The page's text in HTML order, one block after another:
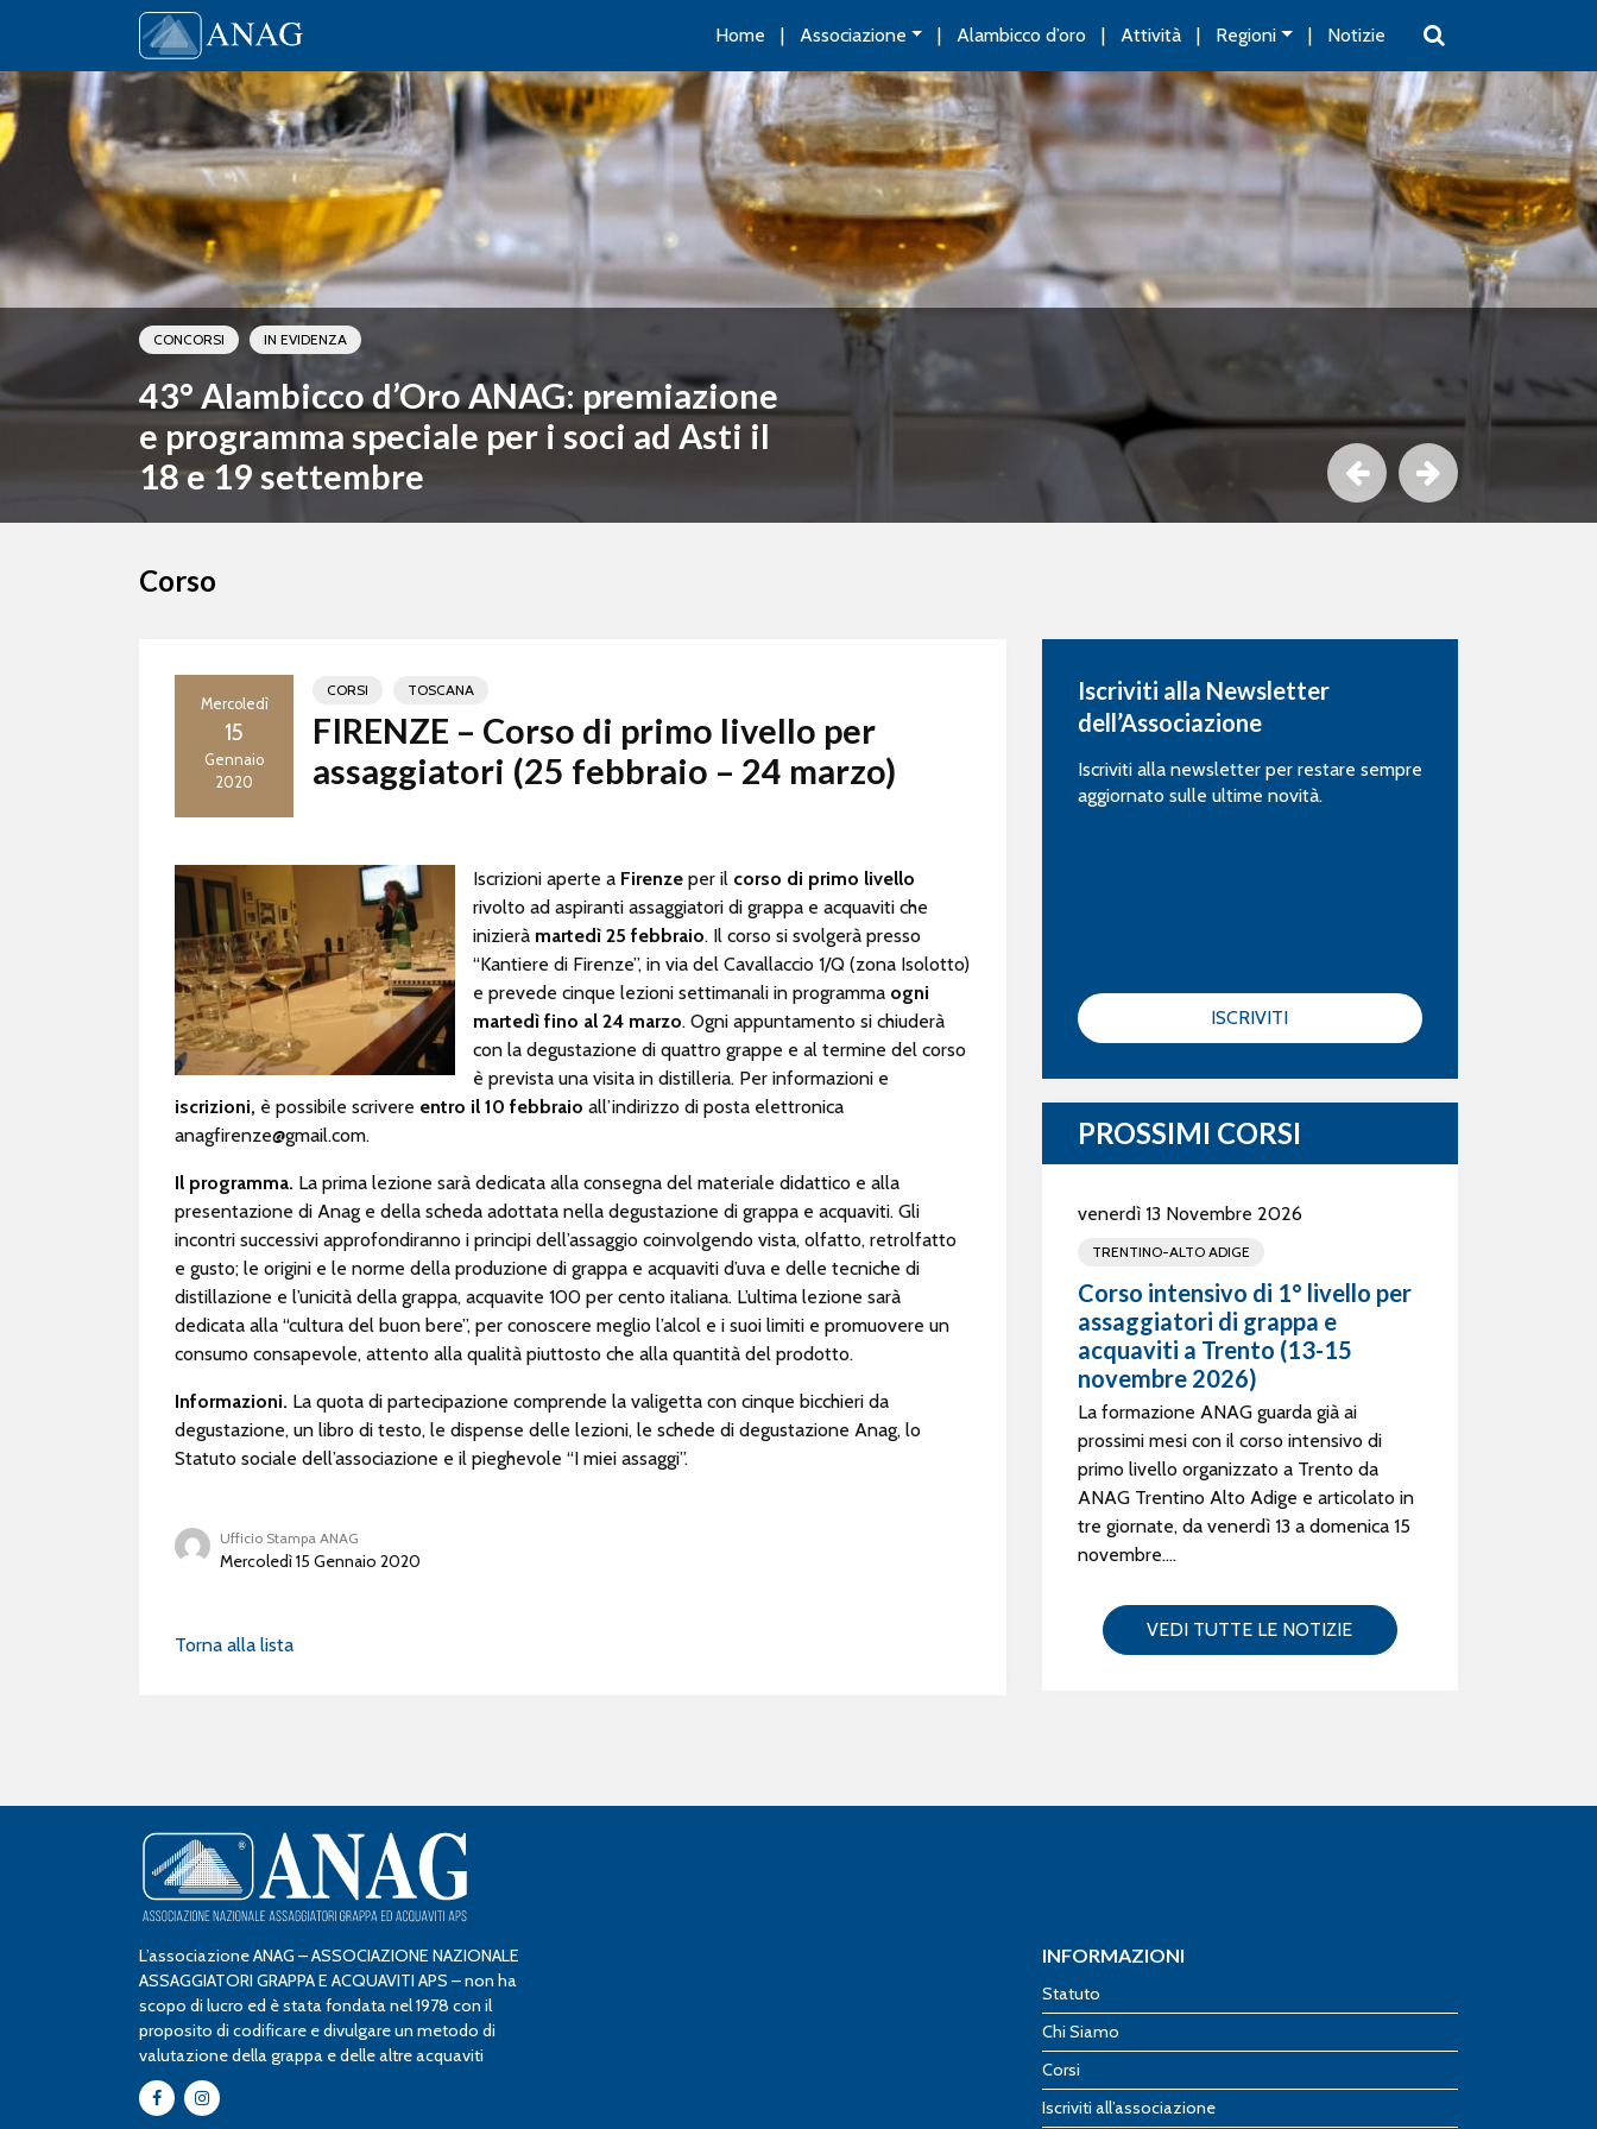
Main Navigation Home Associazione Alambicco d’oro Attività Regioni Notizie
CONCORSI IN EVIDENZA
43° Alambicco d’Oro ANAG: premiazione
e programma speciale per i soci ad Asti il
18 e 19 settembre
Corso
Mercoledì
15
Gennaio
2020
CORSI TOSCANA
FIRENZE – Corso di primo livello per
assaggiatori (25 febbraio – 24 marzo)
Iscrizioni aperte a Firenze per il corso di primo livello
rivolto ad aspiranti assaggiatori di grappa e acquaviti che
inizierà martedì 25 febbraio. Il corso si svolgerà presso
“Kantiere di Firenze”, in via del Cavallaccio 1/Q (zona Isolotto)
e prevede cinque lezioni settimanali in programma ogni
martedì fino al 24 marzo. Ogni appuntamento si chiuderà
con la degustazione di quattro grappe e al termine del corso
è prevista una visita in distilleria. Per informazioni e
iscrizioni, è possibile scrivere entro il 10 febbraio all’indirizzo di posta elettronica
anagfirenze@gmail.com.
Il programma. La prima lezione sarà dedicata alla consegna del materiale didattico e alla
presentazione di Anag e della scheda adottata nella degustazione di grappa e acquaviti. Gli
incontri successivi approfondiranno i principi dell’assaggio coinvolgendo vista, olfatto, retrolfatto
e gusto; le origini e le norme della produzione di grappa e acquaviti d’uva e delle tecniche di
distillazione e l’unicità della grappa, acquavite 100 per cento italiana. L’ultima lezione sarà
dedicata alla “cultura del buon bere”, per conoscere meglio l’alcol e i suoi limiti e promuovere un
consumo consapevole, attento alla qualità piuttosto che alla quantità del prodotto.
Informazioni. La quota di partecipazione comprende la valigetta con cinque bicchieri da
degustazione, un libro di testo, le dispense delle lezioni, le schede di degustazione Anag, lo
Statuto sociale dell’associazione e il pieghevole “I miei assaggi”.
Ufficio Stampa ANAG
Mercoledì 15 Gennaio 2020
Torna alla lista
Iscriviti alla Newsletter
dell’Associazione
Iscriviti alla newsletter per restare sempre
aggiornato sulle ultime novità.
ISCRIVITI
PROSSIMI CORSI
venerdì 13 Novembre 2026
TRENTINO-ALTO ADIGE
Corso intensivo di 1° livello per
assaggiatori di grappa e
acquaviti a Trento (13-15
novembre 2026)
La formazione ANAG guarda già ai
prossimi mesi con il corso intensivo di
primo livello organizzato a Trento da
ANAG Trentino Alto Adige e articolato in
tre giornate, da venerdì 13 a domenica 15
novembre....
VEDI TUTTE LE NOTIZIE
L’associazione ANAG – ASSOCIAZIONE NAZIONALE
ASSAGGIATORI GRAPPA E ACQUAVITI APS – non ha
scopo di lucro ed è stata fondata nel 1978 con il
proposito di codificare e divulgare un metodo di
valutazione della grappa e delle altre acquaviti
INFORMAZIONI
Statuto
Chi Siamo
Corsi
Iscriviti all’associazione